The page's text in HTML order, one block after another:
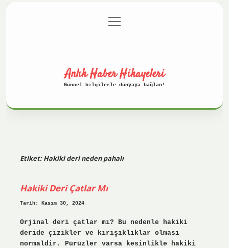
Gizlilik Politikası
menüyü
aç
Anlık Haber Hikayeleri
Güncel bilgilerle dünyaya bağlan!
Etiket:Hakiki deri neden pahalı
Hakiki Deri Çatlar Mı
Tarih: Kasım 30, 2024
Orjinal deri çatlar mı? Bu nedenle hakiki
deride çizikler ve kırışıklıklar olması
normaldir. Pürüzler varsa kesinlikle hakiki